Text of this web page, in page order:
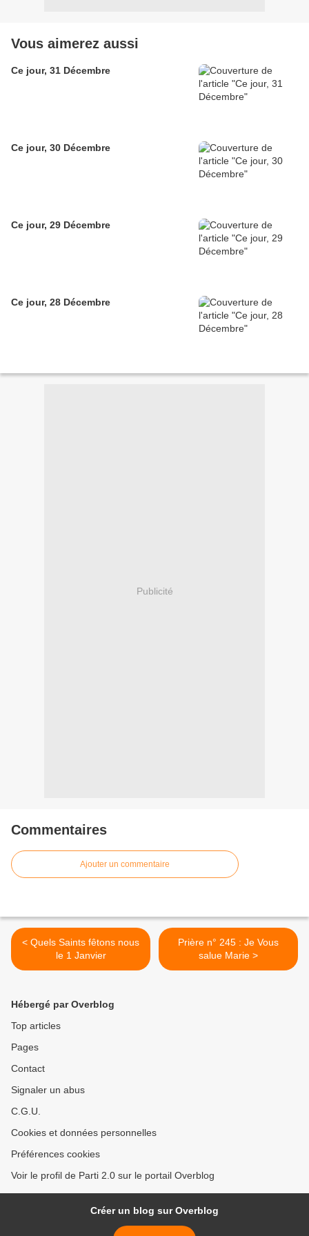
Vous aimerez aussi
Ce jour, 31 Décembre
Ce jour, 30 Décembre
Ce jour, 29 Décembre
Ce jour, 28 Décembre
Publicité
Commentaires
Ajouter un commentaire
< Quels Saints fêtons nous
le 1 Janvier
Prière n° 245 : Je Vous
salue Marie >
Hébergé par Overblog
Top articles
Pages
Contact
Signaler un abus
C.G.U.
Cookies et données personnelles
Préférences cookies
Voir le profil de Parti 2.0 sur le portail Overblog
Créer un blog sur Overblog